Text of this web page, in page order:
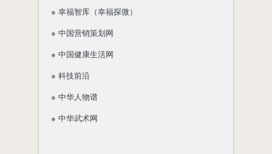
● 幸福智库（幸福探微）
● 中国营销策划网
● 中国健康生活网
● 科技前沿
● 中华人物谱
● 中华武术网